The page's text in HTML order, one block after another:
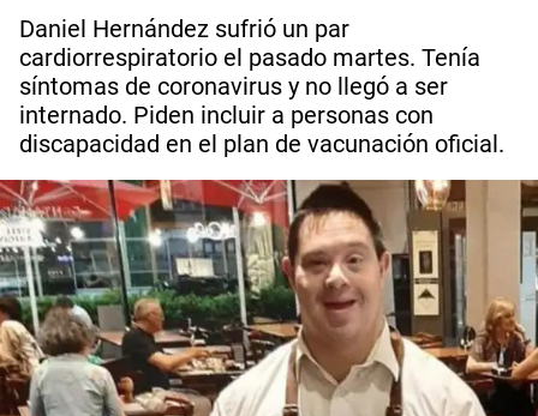
Daniel Hernández sufrió un par
cardiorrespiratorio el pasado martes. Tenía
síntomas de coronavirus y no llegó a ser
internado. Piden incluir a personas con
discapacidad en el plan de vacunación oficial.